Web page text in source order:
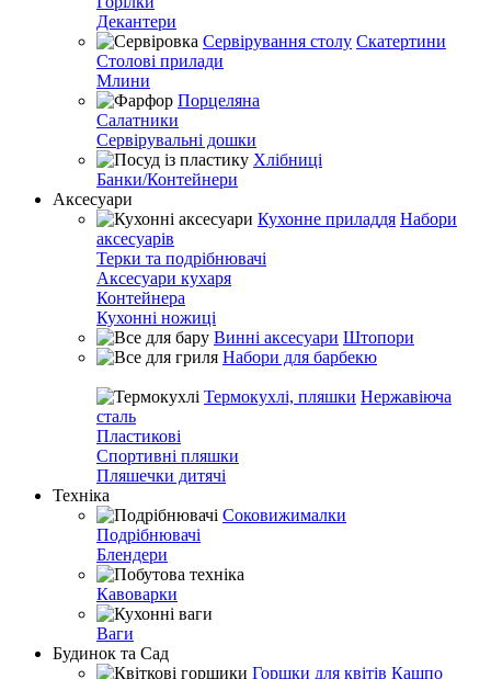
Декантери
Сервірування столу Скатертини
Столові прилади
Млини
Порцеляна
Салатники
Сервірувальні дошки
Хлібниці
Банки/Контейнери
Аксесуари
Кухонне приладдя Набори
аксесуарів
Терки та подрібнювачі
Аксесуари кухаря
Контейнера
Кухонні ножиці
Винні аксесуари Штопори
Набори для барбекю
Термокухлі, пляшки Нержавіюча
сталь
Пластикові
Спортивні пляшки
Пляшечки дитячі
Техніка
Соковижималки
Подрібнювачі
Блендери
Кавоварки
Ваги
Будинок та Сад
Горшки для квітів Кашпо